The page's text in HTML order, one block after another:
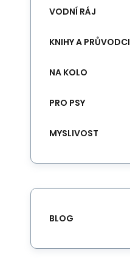
VODNÍ RÁJ
KNIHY A PRŮVODCI
NA KOLO
PRO PSY
MYSLIVOST
BLOG